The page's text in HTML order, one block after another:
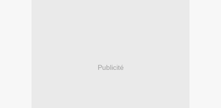
Publicité